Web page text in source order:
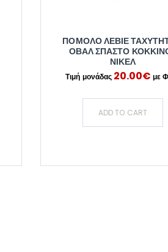
ΠΌΜΟΛΟ ΛΕΒΙΈ
ΟΒΆΛ ΣΠΑΣΤΌ
ΝΊΚΕΛ
20.00€
ADD TO CART